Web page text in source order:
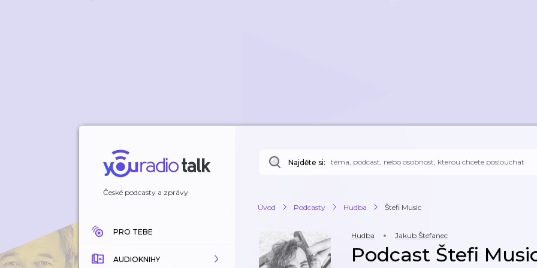
České podcasty a zprávy
PRO TEBE
AUDIOKNIHY
Najděte si:
Úvod Podcasty Hudba Štefi Music
Hudba Jakub Štefanec
Podcast Štefi